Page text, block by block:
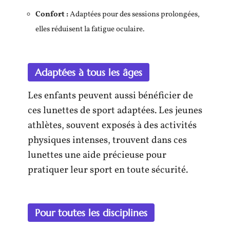
Confort :Adaptées pour des sessions prolongées,
elles réduisent la fatigue oculaire.
Adaptées à tous les âges
Les enfants peuvent aussi bénéficier de
ces lunettes de sport adaptées. Les jeunes
athlètes, souvent exposés à des activités
physiques intenses, trouvent dans ces
lunettes une aide précieuse pour
pratiquer leur sport en toute sécurité.
Pour toutes les disciplines